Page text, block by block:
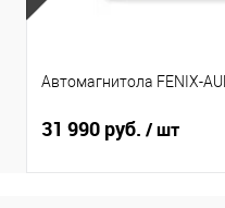
Автомагнитола FENIX-
31 990 руб. / шт